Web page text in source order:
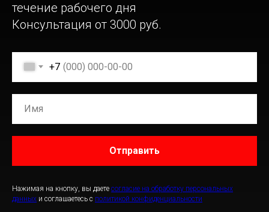
течение рабочего дня
Консультация от 3000 руб.
+7
Отправить
Нажимая на кнопку, вы даете согласие на обработку персональных
данных и соглашаетесь c политикой конфиденциальности